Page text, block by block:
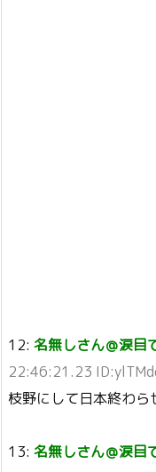
12: 名無しさん＠涙目
22:46:21.23
枝野にして日本終わ
13: 名無しさん＠涙目